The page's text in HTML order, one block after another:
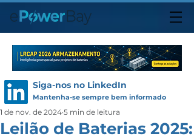
Siga-nos no LinkedIn
Mantenha-se sempre bem informado
Leilão de Baterias 2025:
1 de nov. de 2024 5 min de leitura